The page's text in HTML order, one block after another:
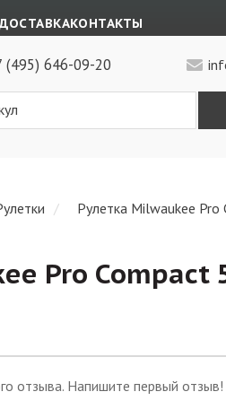
ДОСТАВКАКОНТАКТЫ
(495) 646-09-20
Рулетка Milwaukee
Pro
отзыва. Напишите первый отзыв!